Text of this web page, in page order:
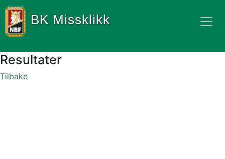
BK Missklikk
Resultater
Tilbake